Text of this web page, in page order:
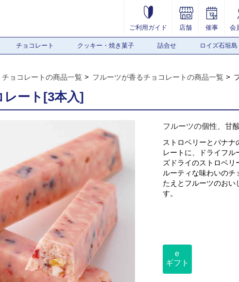
ご利用ガイド 店舗 催事 会
チョコレート クッキー・焼き菓子 詰合せ ロイズ石垣島
チョコレートの商品一覧 フルーツが香るチョコレートの商品一覧
レート[3本入]
フルーツの個性、甘
ストロベリーとバナ
レートに、ドライフ
ズドライのストロベ
ルーティな味わいの
たえとフルーツのおい
す。
e
ギフト